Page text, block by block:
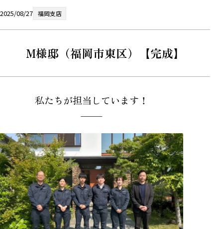
2025/08/27 福岡支店
M様邸（福岡市東区）【完成】
私たちが担当しています！